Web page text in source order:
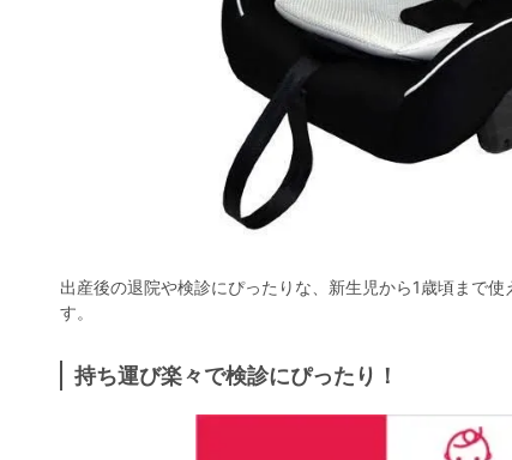
出産後の退院や検診にぴったりな、新生児から1歳頃まで
す。
持ち運び楽々で検診にぴったり！